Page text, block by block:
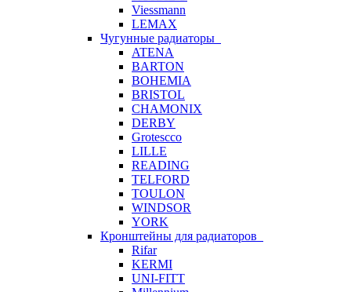
Viessmann
LEMAX
Чугунные радиаторы
ATENA
BARTON
BOHEMIA
BRISTOL
CHAMONIX
DERBY
Grotescco
LILLE
READING
TELFORD
TOULON
WINDSOR
YORK
Кронштейны для радиаторов
Rifar
KERMI
UNI-FITT